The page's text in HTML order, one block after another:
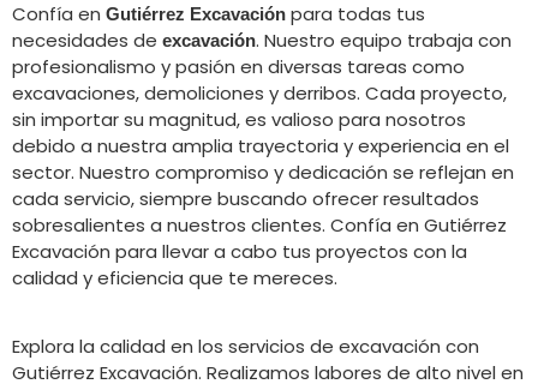
Confía en Gutiérrez Excavación para todas tus
necesidades de excavación. Nuestro equipo trabaja con
profesionalismo y pasión en diversas tareas como
excavaciones, demoliciones y derribos. Cada proyecto,
sin importar su magnitud, es valioso para nosotros
debido a nuestra amplia trayectoria y experiencia en el
sector. Nuestro compromiso y dedicación se reflejan en
cada servicio, siempre buscando ofrecer resultados
sobresalientes a nuestros clientes. Confía en Gutiérrez
Excavación para llevar a cabo tus proyectos con la
calidad y eficiencia que te mereces.
Explora la calidad en los servicios de excavación con
Gutiérrez Excavación. Realizamos labores de alto nivel en